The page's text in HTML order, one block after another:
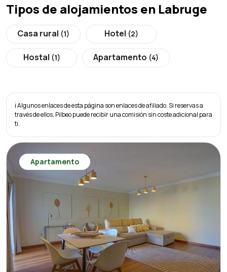
Tipos de alojamientos en Labruge
Casa rural (1) Hotel (2)
Hostal (1) Apartamento (4)
ℹ️ Algunos enlaces de esta página son enlaces de afiliado. Si reservas a
través de ellos, Pilbeo puede recibir una comisión sin coste adicional para
ti.
Apartamento